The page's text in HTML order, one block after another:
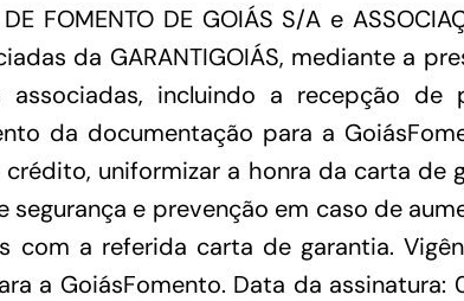
DE GOIÁS S/A e
da GARANTIGOIÁS, mediante a
associadas, incluindo a recepção
da documentação para a
uniformizar a honra da carta de
e prevenção em caso de
a referida carta de garantia.
a GoiásFomento. Data da assinatura: